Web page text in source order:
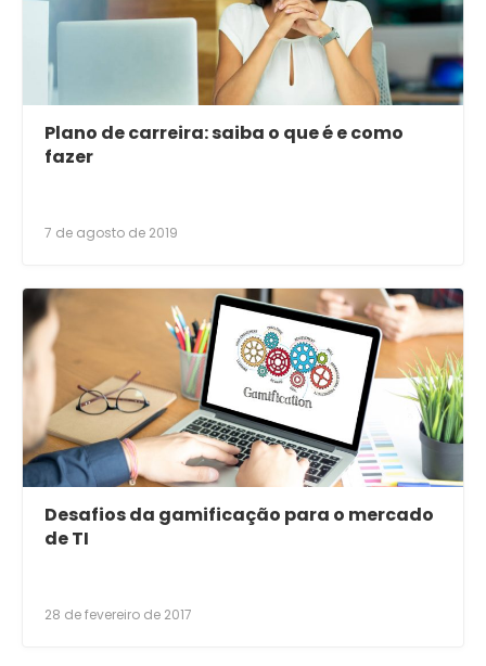
Plano de carreira: saiba o que é e como
fazer
7 de agosto de 2019
Desafios da gamificação para o mercado
de TI
28 de fevereiro de 2017